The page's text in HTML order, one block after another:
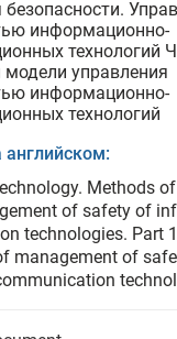
безопасности.
информационно-
технологий
модели управления
информационно-
технологий
английском:
Methods
of safety of
technologies. Part
management of